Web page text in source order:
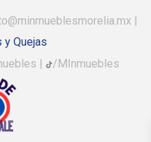
|
y Quejas
| /MInmuebles